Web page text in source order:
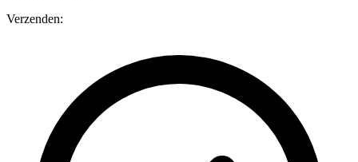
Verzenden: